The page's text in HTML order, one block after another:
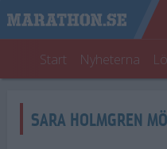
Start Nyheterna
SARA HOLMGREN